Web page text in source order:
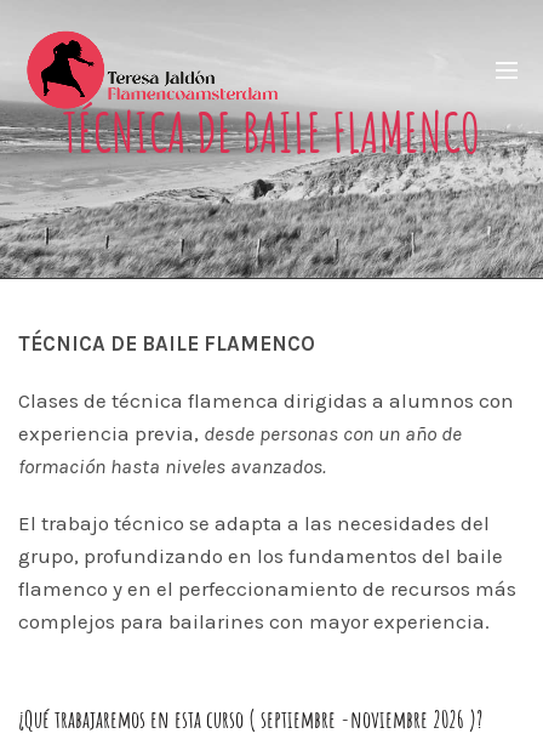
TÉCNICA DE BAILE FLAMENCO
TÉCNICA DE BAILE FLAMENCO
Clases de técnica flamenca dirigidas a alumnos con
experiencia previa, desde personas con un año de
formación hasta niveles avanzados.
El trabajo técnico se adapta a las necesidades del
grupo, profundizando en los fundamentos del baile
flamenco y en el perfeccionamiento de recursos más
complejos para bailarines con mayor experiencia.
¿Qué trabajaremos en esta curso ( septiembre -noviembre 2026 )?